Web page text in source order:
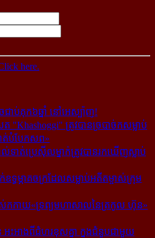
here.
ាប់​គុក​៦ឆ្នាំ នៅ​អេស្ប៉ាញ!
ត "Khashoggi" ត្រូវ​បាន​ច្របាច់ក​សម្លាប់​
ាត់​បំបែក​សព»
ល់ទាត់​ប្រេស៊ីល​ម្នាក់​ត្រូវ​បាន​រក​ឃើញ​ស្លាប់​
ក់​ឧទ្ធម្ភាគចក្រ​ដែល​សម្លាប់​អតីត​ម្ចាស់​ក្រុម​
កកាយ​«ទ្រព្យមហាសាល​នៃ​ត្រកូល ហ៊ុន»​
ះអាង​ពី​ជំហរ​ខុស​គ្នា ក្នុង​ជំនួប​ជាមួយ​